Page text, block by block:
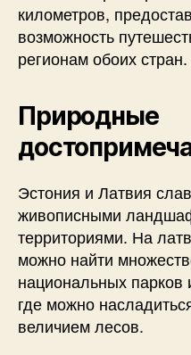
километров,
возможность
регионам обоих стран.
Природные
Эстония и Латвия
живописными
территориями. На
можно найти
национальных парков
где можно
величием лесов.